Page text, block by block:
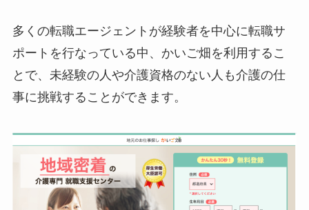
多くの転職エージェントが経験者を中心に転職サ
ポートを行なっている中、かいご畑を利用するこ
とで、未経験の人や介護資格のない人も介護の仕
事に挑戦することができます。